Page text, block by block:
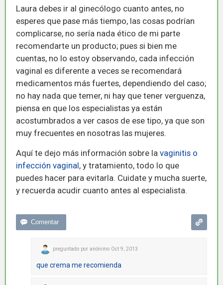
Laura debes ir al ginecólogo cuanto antes, no
esperes que pase más tiempo, las cosas podrían
complicarse, no sería nada ético de mi parte
recomendarte un producto; pues si bien me
cuentas, no lo estoy observando, cada infección
vaginal es diferente a veces se recomendará
medicamentos más fuertes, dependiendo del caso;
no hay nada que temer, ni hay que tener verguenza,
piensa en que los especialistas ya están
acostumbrados a ver casos de ese tipo, ya que son
muy frecuentes en nosotras las mujeres.
Aquí te dejo más información sobre la vaginitis o
infección vaginal, y tratamiento, todo lo que
puedes hacer para evitarla. Cuidate y mucha suerte,
y recuerda acudir cuanto antes al especialista.
preguntado por anónimo Oct 9, 2013
que crema me recomienda